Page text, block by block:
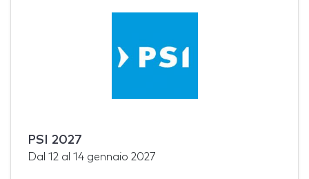
PSI 2027
Dal 12 al 14 gennaio 2027